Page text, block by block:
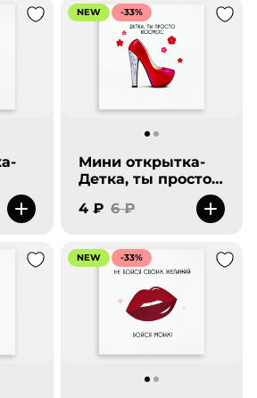
NEW -33%
Мини открытка-
Детка, ты просто
4 ₽ 6 ₽
NEW -33%